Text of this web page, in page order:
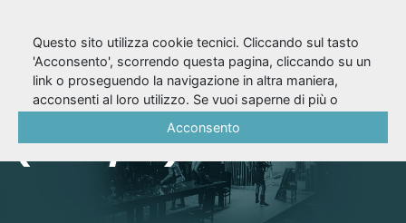
Offerta speciale
(1976/77)
Questo sito utilizza cookie tecnici. Cliccando sul tasto
'Acconsento', scorrendo questa pagina, cliccando su un
link o proseguendo la navigazione in altra maniera,
acconsenti al loro utilizzo. Se vuoi saperne di più o
Acconsento